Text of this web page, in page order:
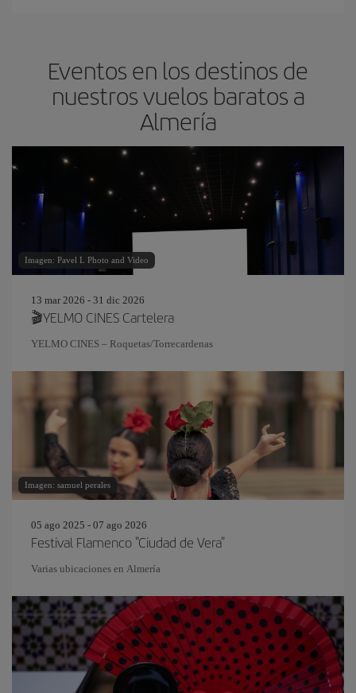
Eventos en los destinos de
nuestros vuelos baratos a
Almería
Imagen: Pavel L Photo and Video
13 mar 2026 - 31 dic 2026
🎬YELMO CINES Cartelera
YELMO CINES – Roquetas/Torrecardenas
Imagen: samuel perales
05 ago 2025 - 07 ago 2026
Festival Flamenco "Ciudad de Vera"
Varias ubicaciones en Almería